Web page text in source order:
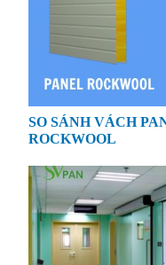
SO SÁNH VÁCH
ROCKWOOL